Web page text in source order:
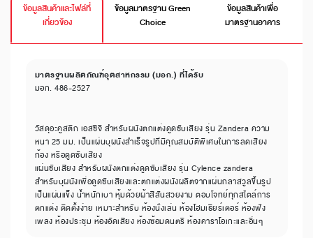
ข้อมูลสินค้าและไฟล์ที่
เกี่ยวข้อง
ข้อมูลมาตรฐาน Green
Choice
ข้อมูลสินค้าเพื่อ
มาตรฐานอาคาร
มาตรฐานผลิตภัณฑ์อุตสาหกรรม (มอก.) ที่ได้รับ
มอก. 486-2527
วัสดุอะคูสติก เอสซีจี สำหรับผนังตกแต่งดูดซับเสียง รุ่น Zandera ความ
หนา 25 มม. เป็นแผ่นบุผนังสำเร็จรูปที่มีคุณสมบัติพิเศษในการลดเสียง
ก้อง หรือดูดซับเสียง
แผ่นซับเสียง สำหรับผนังตกแต่งดูดซับเสียง รุ่น Cylence zandera
สำหรับบุผนังเพื่อดูดซับเสียงและตกแต่งผนังผลิตจากแผ่นกลาสวูลขึ้นรูป
เป็นแผ่นแข็ง น้ำหนักเบา หุ้มด้วยผ้าสีสันสวยงาม ตอบโจทย์ทุกสไตล์การ
ตกแต่ง ติดตั้งง่าย เหมาะสำหรับ ห้องนั่งเล่น ห้องโฮมเธียร์เตอร์ ห้องฟัง
เพลง ห้องประชุม ห้องอัดเสียง ห้องซ้อมดนตรี ห้องคาราโอเกะและอื่นๆ